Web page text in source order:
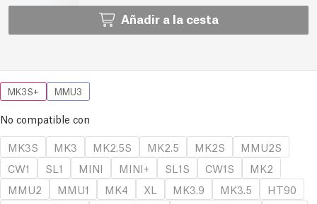
Añadir a la cesta
MK3S+ MMU3
No compatible con
MK3S
MK3 MK2.5S MK2.5 MK2S
MMU2S
CW1
SL1 MINI MINI+ SL1S CW1S
MK2
MMU2
MMU1 MK4 XL MK3.9 MK3.5
HT90